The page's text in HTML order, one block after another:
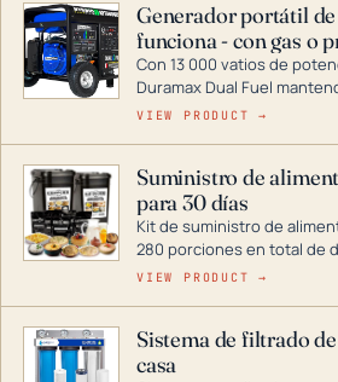
Generador portátil
funciona - con gas o
para el hogar
Con 13 000 vatios de
Duramax Dual Fuel
funcionamiento durante
combustible dual, con una
abarca desde inversores
generadores que pueden
VIEW PRODUCT →
Suministro de
para 30 días
Kit de suministro de
280 porciones en total de
cenas y postres. Se puede
VIEW PRODUCT →
Sistema de filtrado
casa